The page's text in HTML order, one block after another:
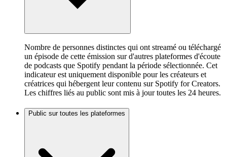
Nombre de personnes distinctes qui ont streamé ou téléchargé
un épisode de cette émission sur d'autres plateformes d'écoute
de podcasts que Spotify pendant la période sélectionnée. Cet
indicateur est uniquement disponible pour les créateurs et
créatrices qui hébergent leur contenu sur Spotify for Creators.
Les chiffres liés au public sont mis à jour toutes les 24 heures.
Public sur toutes les plateformes